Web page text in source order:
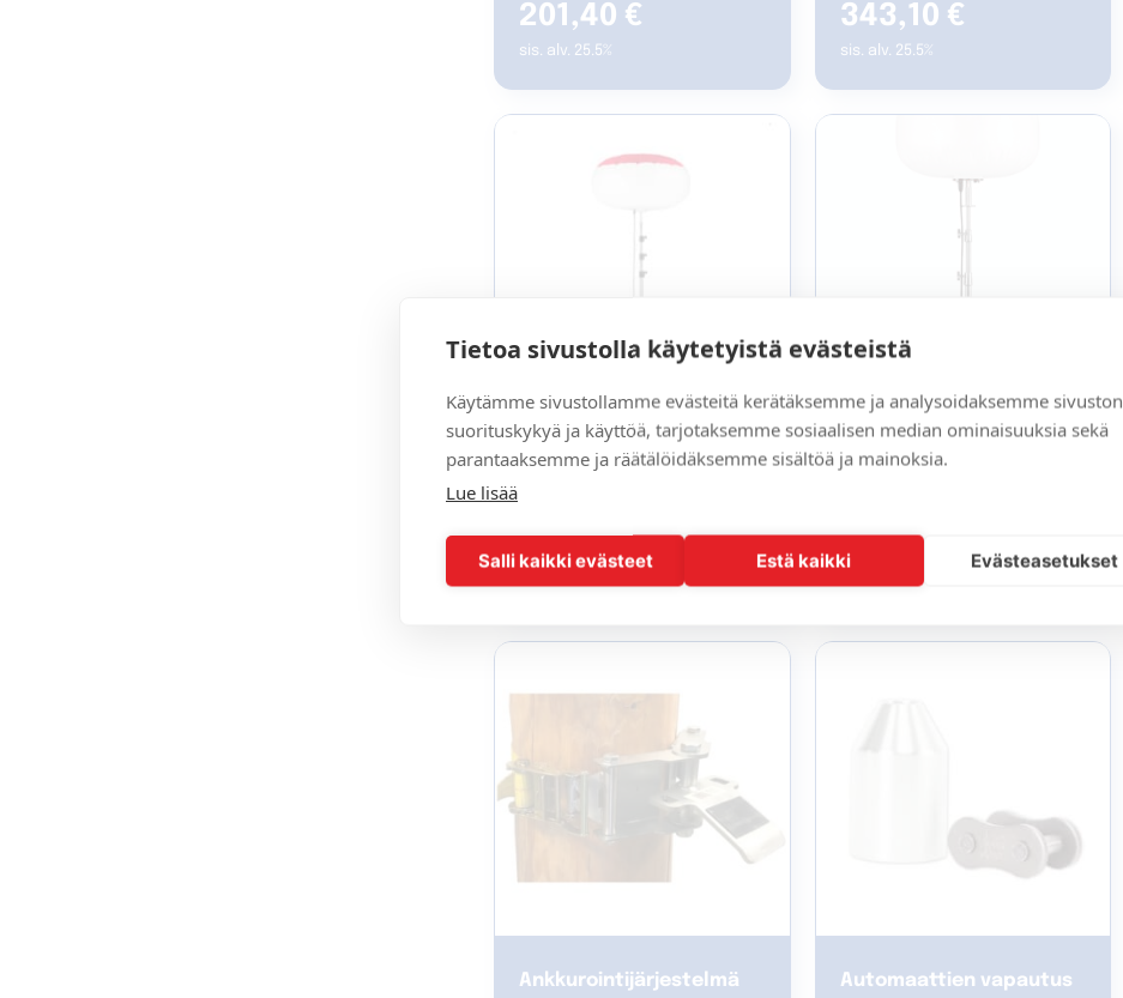
Tietoa sivustolla käytetyistä evästeistä
Käytämme sivustollamme evästeitä kerätäksemme ja analysoidaksemme sivuston
suorituskykyä ja käyttöä, tarjotaksemme sosiaalisen median ominaisuuksia sekä
parantaaksemme ja räätälöidäksemme sisältöä ja mainoksia.
Lue lisää
Salli kaikki evästeet Estä kaikki Evästeasetukset
201,40 €
sis. alv. 25.5%
343,10 €
sis. alv. 25.5%
Aluevalaisin Airstar
4756,45€
Aluevalaisin Sirocco 500
2748,45
sis. alv. 25.5%
Ankkurointijärjestelmä
Automaattien vapautus